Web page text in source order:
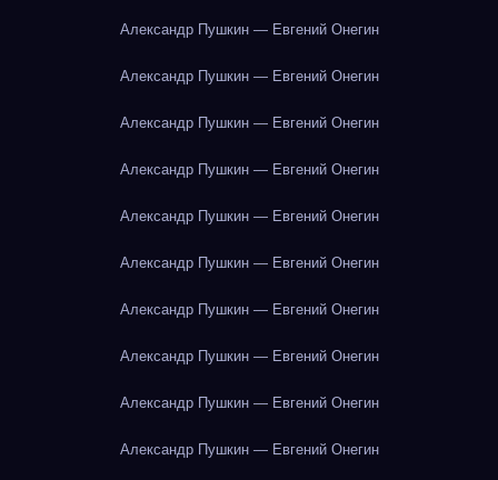
Александр Пушкин — Евгений Онегин
Александр Пушкин — Евгений Онегин
Александр Пушкин — Евгений Онегин
Александр Пушкин — Евгений Онегин
Александр Пушкин — Евгений Онегин
Александр Пушкин — Евгений Онегин
Александр Пушкин — Евгений Онегин
Александр Пушкин — Евгений Онегин
Александр Пушкин — Евгений Онегин
Александр Пушкин — Евгений Онегин